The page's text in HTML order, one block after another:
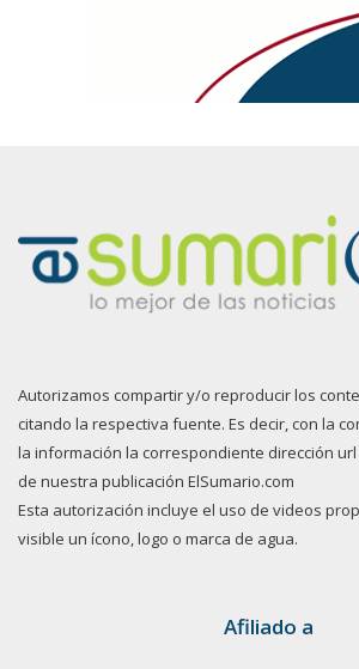
Autorizamos compartir y/o reproducir los
citando la respectiva fuente. Es decir, con la
la información la correspondiente dirección
de nuestra publicación ElSumario.com
Esta autorización incluye el uso de videos
visible un ícono, logo o marca de agua.
Afiliado a